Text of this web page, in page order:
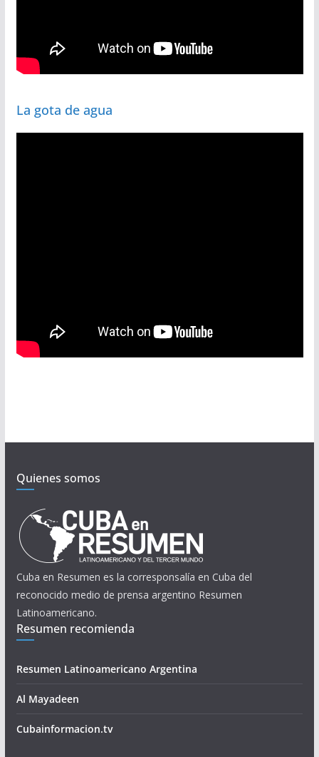
La gota de agua
Quienes somos
Cuba en Resumen es la corresponsalía en Cuba del
reconocido medio de prensa argentino Resumen
Latinoamericano.
Resumen recomienda
Resumen Latinoamericano Argentina
Al Mayadeen
Cubainformacion.tv